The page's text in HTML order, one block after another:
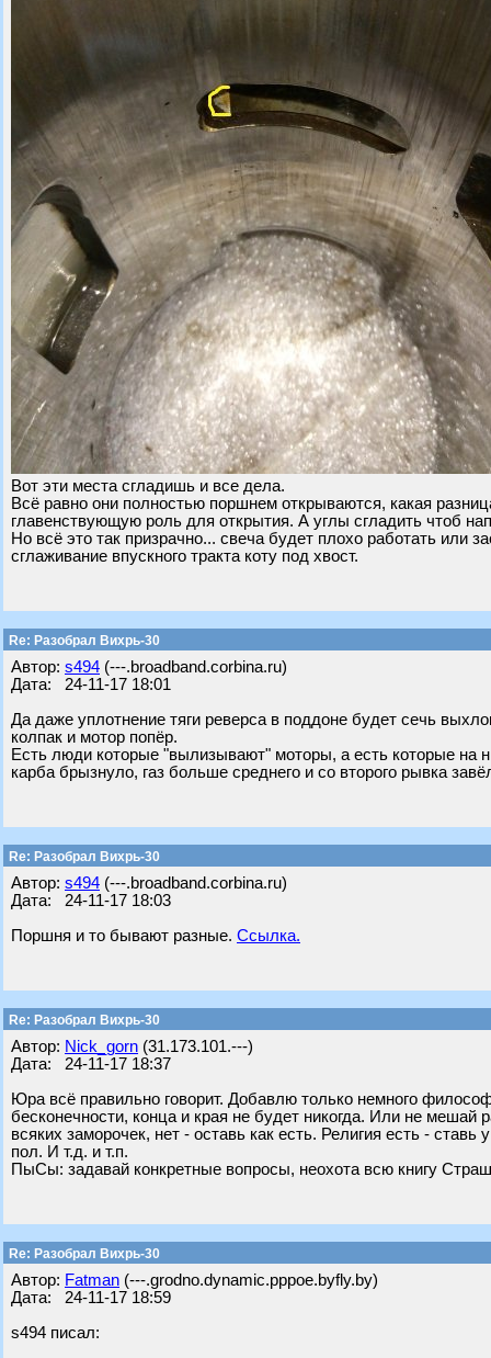
Вот эти места сгладишь и все дела.
Всё равно они полностью поршнем открываются, какая
главенствующую роль для открытия. А углы сгладить чтоб
Но всё это так призрачно... свеча будет плохо работать или
сглаживание впускного тракта коту под хвост.
Re: Разобрал Вихрь-30
Автор: s494 (---.broadband.corbina.ru)
Дата: 24-11-17 18:01
Да даже уплотнение тяги реверса в поддоне будет сечь
колпак и мотор попёр.
Есть люди которые "вылизывают" моторы, а есть которые на
карба брызнуло, газ больше среднего и со второго рывка
Re: Разобрал Вихрь-30
Автор: s494 (---.broadband.corbina.ru)
Дата: 24-11-17 18:03
Поршня и то бывают разные. Ссылка.
Re: Разобрал Вихрь-30
Автор: Nick_gorn (31.173.101.---)
Дата: 24-11-17 18:37
Юра всё правильно говорит. Добавлю только немного
бесконечности, конца и края не будет никогда. Или не мешай
всяких заморочек, нет - оставь как есть. Религия есть -
пол. И т.д. и т.п.
ПыСы: задавай конкретные вопросы, неохота всю книгу
Re: Разобрал Вихрь-30
Автор: Fatman (---.grodno.dynamic.pppoe.byfly.by)
Дата: 24-11-17 18:59
s494 писал: